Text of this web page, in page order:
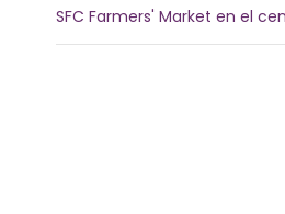
SFC Farmers' Market en el